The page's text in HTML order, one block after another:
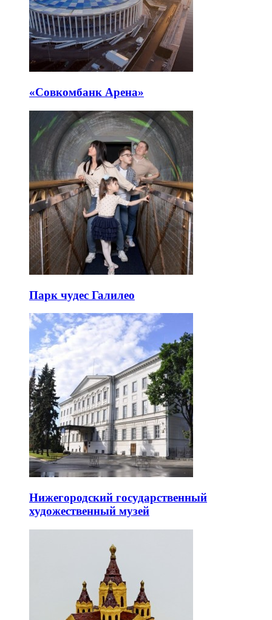
«Совкомбанк Арена⁠»
Парк чудес Галилео
Нижегородский государственный
художественный музей